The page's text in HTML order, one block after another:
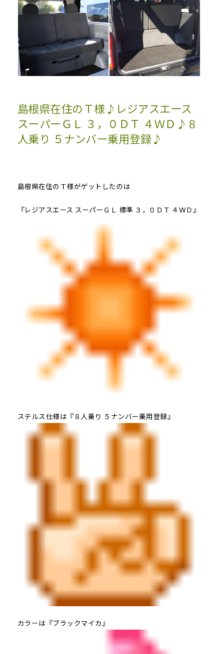
島根県在住のＴ様♪レジアスエース
スーパーＧＬ ３，０ＤＴ ４ＷＤ♪８
人乗り ５ナンバー乗用登録♪
島根県在住のＴ様がゲットしたのは
『レジアスエース スーパーＧＬ 標準 ３，０ＤＴ ４ＷＤ』
ステルス仕様は『８人乗り ５ナンバー乗用登録』
カラーは『ブラックマイカ』